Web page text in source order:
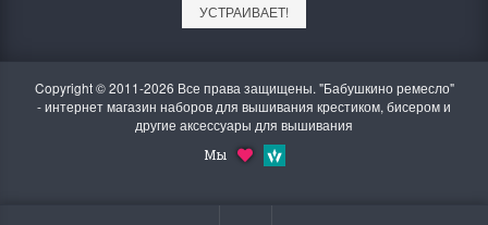
УСТРАИВАЕТ!
Copyright © 2011-2026 Все права защищены. "Бабушкино ремесло"
- интернет магазин наборов для вышивания крестиком, бисером и
другие аксессуары для вышивания
Мы